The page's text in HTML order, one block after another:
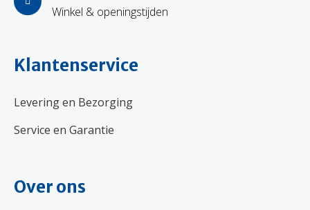
Winkel & openingstijden
Klantenservice
Levering en Bezorging
Service en Garantie
Over ons